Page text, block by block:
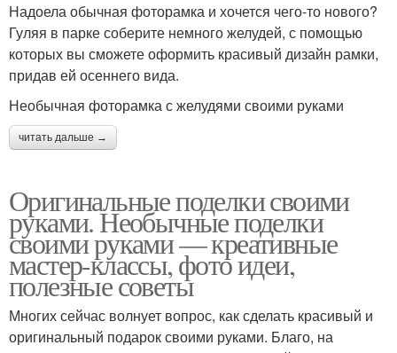
Надоела обычная фоторамка и хочется чего-то нового?
Гуляя в парке соберите немного желудей, с помощью
которых вы сможете оформить красивый дизайн рамки,
придав ей осеннего вида.
Необычная фоторамка с желудями своими руками
читать дальше →
Оригинальные поделки своими
руками. Необычные поделки
своими руками — креативные
мастер-классы, фото идеи,
полезные советы
Многих сейчас волнует вопрос, как сделать красивый и
оригинальный подарок своими руками. Благо, на